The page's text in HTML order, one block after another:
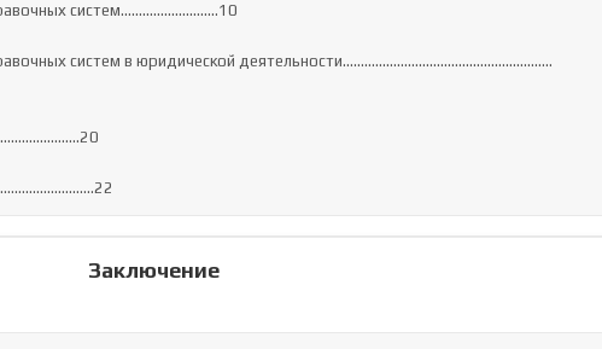
систем….....................…10
систем в юридической деятельности………………………………………………….
Заключение